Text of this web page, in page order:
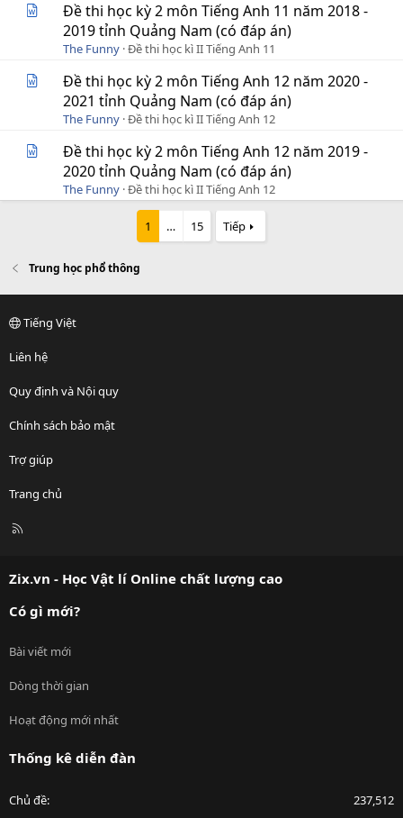
Đề thi học kỳ 2 môn Tiếng Anh 11 năm 2018 -
2019 tỉnh Quảng Nam (có đáp án)
The Funny Đề thi học kì II Tiếng Anh 11
Đề thi học kỳ 2 môn Tiếng Anh 12 năm 2020 -
2021 tỉnh Quảng Nam (có đáp án)
The Funny Đề thi học kì II Tiếng Anh 12
Đề thi học kỳ 2 môn Tiếng Anh 12 năm 2019 -
2020 tỉnh Quảng Nam (có đáp án)
The Funny Đề thi học kì II Tiếng Anh 12
1 … 15 Tiếp
Trung học phổ thông
Tiếng Việt
Liên hệ
Quy định và Nội quy
Chính sách bảo mật
Trợ giúp
Trang chủ
R
Zix.vn - Học Vật lí Online chất lượng cao
Có gì mới?
Bài viết mới
Dòng thời gian
Hoạt động mới nhất
Thống kê diễn đàn
Chủ đề 237,512